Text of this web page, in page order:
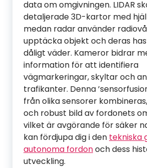
data om omgivningen. LIDAR
detaljerade 3D-kartor med
medan radar använder
upptäcka objekt och deras
dåligt väder. Kameror bidrar
information för att identifiera
vägmarkeringar, skyltar och
trafikanter. Denna
från olika sensorer
och robust bild av fordonets
vilket är avgörande för säker
kan fördjupa dig i den tekniska
autonoma fordonoch dess
utveckling.